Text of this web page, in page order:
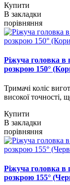
Купити
В закладки
порівняння
Ріжуча головка в
розкрою 150°
Тримачі коліс
високої точності,
Купити
В закладки
порівняння
Ріжуча головка в
розкрою 155°